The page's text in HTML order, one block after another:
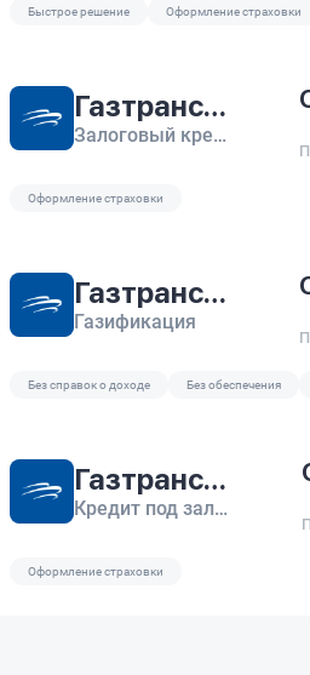
Быстрое решение Оформление страховки
Газтрансбанк
Залоговый кредит
Оформление страховки
Газтрансбанк
Газификация
Без справок о доходе Без обеспечения
Газтрансбанк
Кредит под залог автомобиля
Оформление страховки